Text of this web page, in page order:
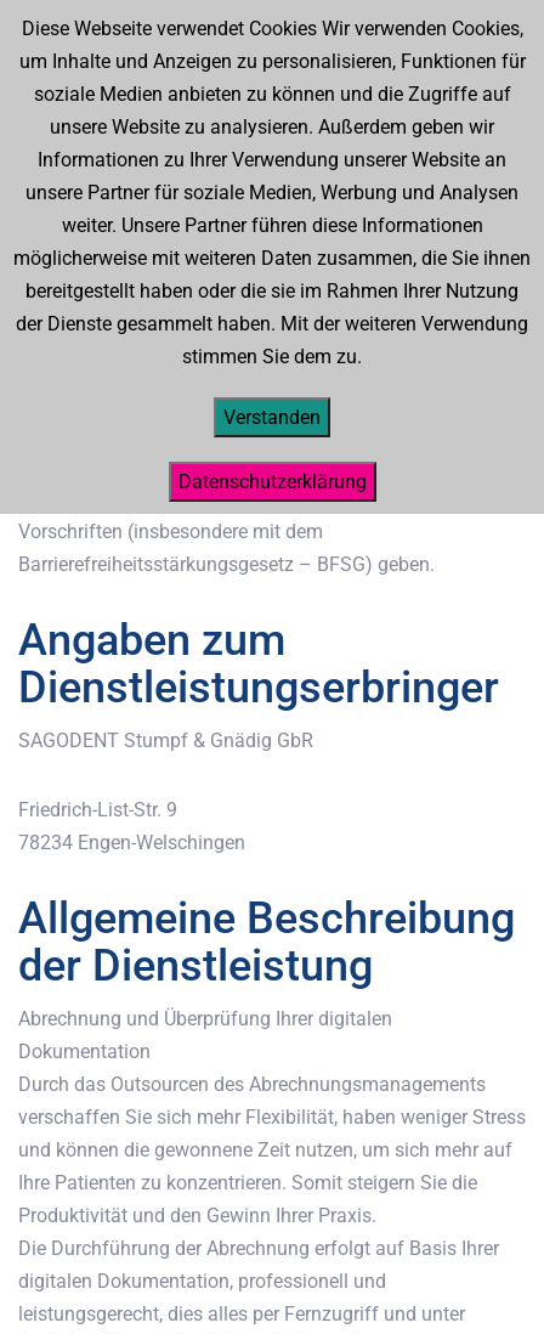
Barrierefreiheitserklärung
Erklärung zur Barrierefreiheit für
Dienstleistungen
Im Rahmen unserer Barrierefreiheitserklärung möchten wir
Ihnen einen Überblick über den Stand der Vereinbarkeit der
unten beschriebenen Dienstleistung(en) mit den
Anforderungen der Barrierefreiheit nach gesetzlichen
Vorschriften (insbesondere mit dem
Barrierefreiheitsstärkungsgesetz – BFSG) geben.
Angaben zum
Dienstleistungserbringer
SAGODENT Stumpf & Gnädig GbR
Friedrich-List-Str. 9
78234 Engen-Welschingen
Allgemeine Beschreibung
der Dienstleistung
Abrechnung und Überprüfung Ihrer digitalen
Dokumentation
Durch das Outsourcen des Abrechnungsmanagements
verschaffen Sie sich mehr Flexibilität, haben weniger Stress
und können die gewonnene Zeit nutzen, um sich mehr auf
Ihre Patienten zu konzentrieren. Somit steigern Sie die
Produktivität und den Gewinn Ihrer Praxis.
Die Durchführung der Abrechnung erfolgt auf Basis Ihrer
digitalen Dokumentation, professionell und
leistungsgerecht, dies alles per Fernzugriff und unter
Diese Webseite verwendet Cookies Wir verwenden Cookies,
um Inhalte und Anzeigen zu personalisieren, Funktionen für
soziale Medien anbieten zu können und die Zugriffe auf
unsere Website zu analysieren. Außerdem geben wir
Informationen zu Ihrer Verwendung unserer Website an
unsere Partner für soziale Medien, Werbung und Analysen
weiter. Unsere Partner führen diese Informationen
möglicherweise mit weiteren Daten zusammen, die Sie ihnen
bereitgestellt haben oder die sie im Rahmen Ihrer Nutzung
der Dienste gesammelt haben. Mit der weiteren Verwendung
stimmen Sie dem zu.
Verstanden
Datenschutzerklärung